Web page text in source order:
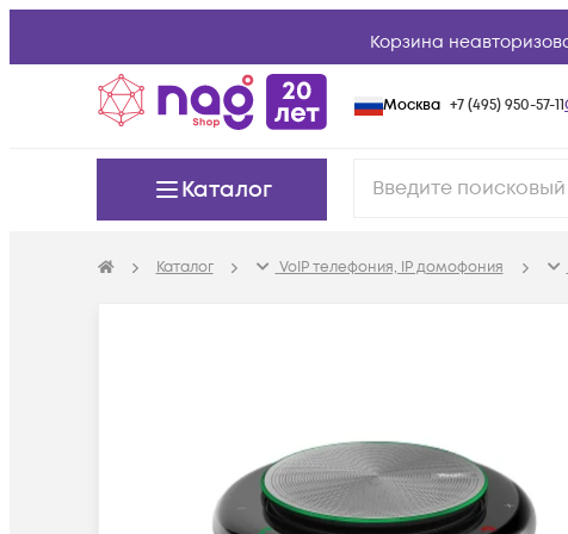
Корзина
Москва +7 (495) 950-57-11
Каталог
Каталог VoIP телефония, IP домофония